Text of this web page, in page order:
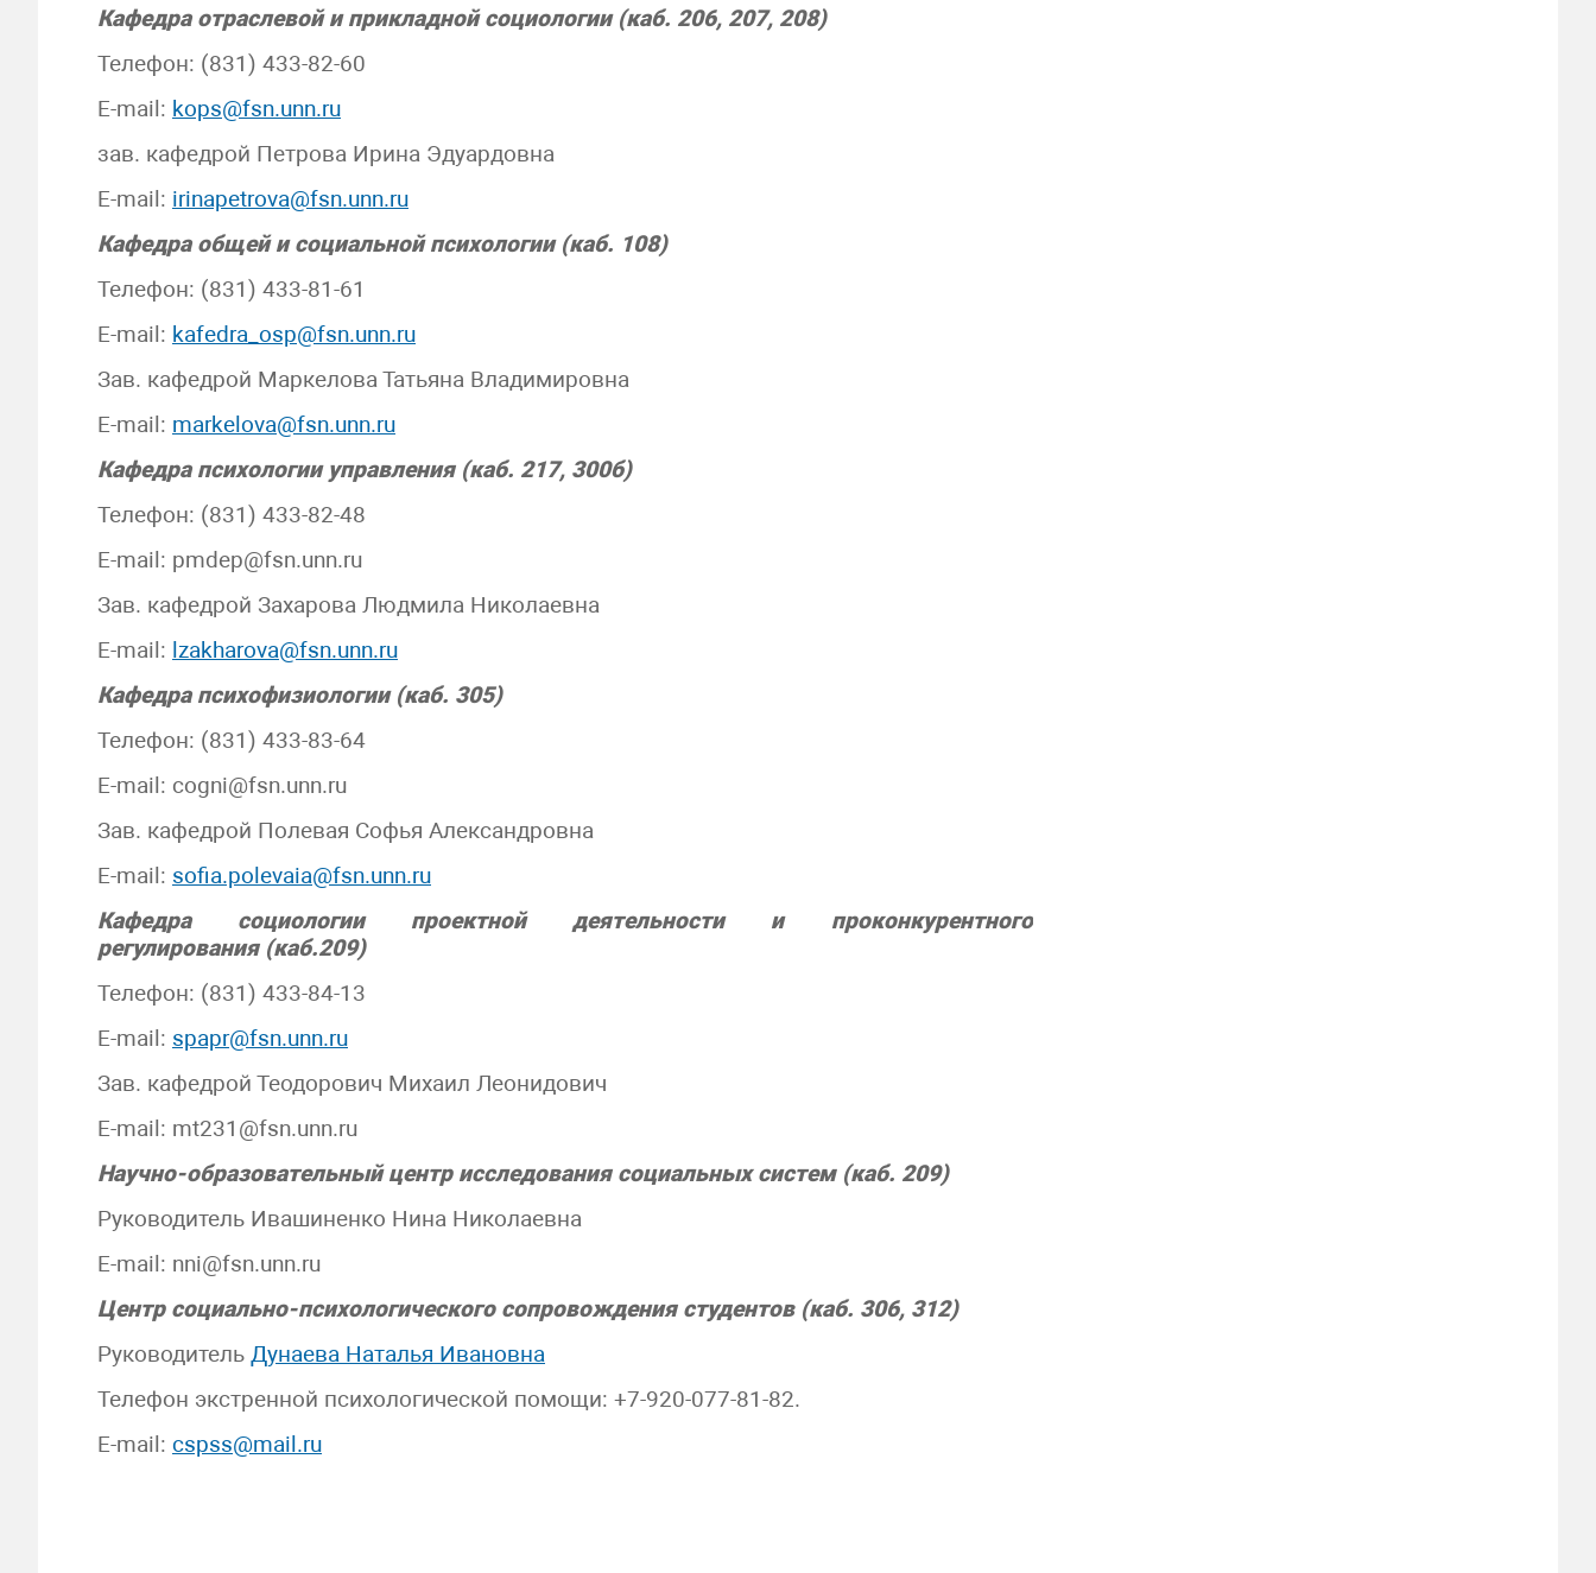
Кафедра отраслевой и прикладной социологии (каб. 206, 207, 208)
Телефон: (831) 433-82-60
E-mail: kops@fsn.unn.ru
зав. кафедрой Петрова Ирина Эдуардовна
E-mail: irinapetrova@fsn.unn.ru
Кафедра общей и социальной психологии (каб. 108)
Телефон: (831) 433-81-61
E-mail: kafedra_osp@fsn.unn.ru
Зав. кафедрой Маркелова Татьяна Владимировна
E-mail: markelova@fsn.unn.ru
Кафедра психологии управления (каб. 217, 300б)
Телефон: (831) 433-82-48
E-mail: pmdep@fsn.unn.ru
Зав. кафедрой Захарова Людмила Николаевна
E-mail: lzakharova@fsn.unn.ru
Кафедра психофизиологии (каб. 305)
Телефон: (831) 433-83-64
E-mail: cogni@fsn.unn.ru
Зав. кафедрой Полевая Софья Александровна
E-mail: sofia.polevaia@fsn.unn.ru
Кафедра социологии проектной деятельности и проконкурентного
регулирования (каб.209)
Телефон: (831) 433-84-13
Е-mail: spapr@fsn.unn.ru
Зав. кафедрой Теодорович Михаил Леонидович
E-mail: mt231@fsn.unn.ru
Научно-образовательный центр исследования социальных систем (каб. 209)
Руководитель Ивашиненко Нина Николаевна
E-mail: nni@fsn.unn.ru
Центр социально-психологического сопровождения студентов (каб. 306, 312)
Руководитель Дунаева Наталья Ивановна
Телефон экстренной психологической помощи: +7-920-077-81-82.
E-mail: cspss@mail.ru